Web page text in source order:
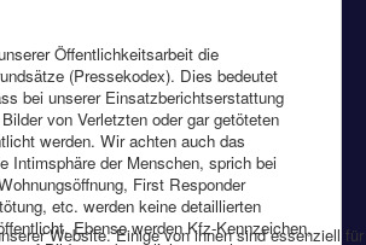
Öffentlichkeitsarbeit die
(Pressekodex). Dies bedeutet
bei unserer Einsatzberichtserstattung
von Verletzten oder gar getöteten
werden. Wir achten auch das
Intimsphäre der Menschen, sprich bei
First Responder
etc. werden keine detaillierten
Ebenso werden Kfz-Kennzeichen,
Website. Einige von ihnen sind essenziell für